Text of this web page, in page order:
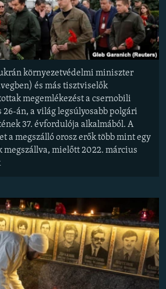
weboldal
környezetvédelmi miniszter
és más tisztviselők
megemlékezést a csernobili
án, a világ legsúlyosabb polgári
37. évfordulója alkalmából. A
a megszálló orosz erők több mint egy
mielőtt 2022. március